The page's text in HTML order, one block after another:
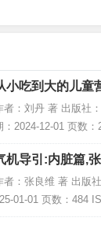
小吃到大的儿童
书网盘下载
者：刘丹 著 出版社
：2024-12-01 页数
子书大小：187MB [
儿童饮...
机导引:内脏篇,
盘资源
者：张良维 著 出版
01-01 页数：484
大小：252MB [高清